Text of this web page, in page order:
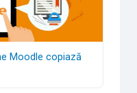
Moodle copiază